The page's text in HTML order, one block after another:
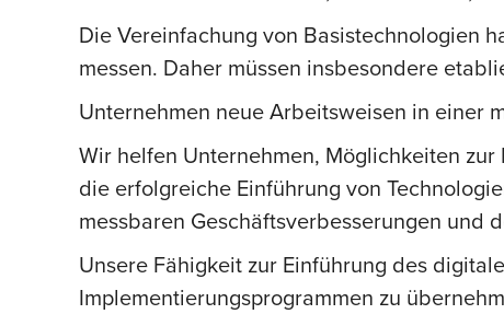
Die Vereinfachung von Basistechnologien
messen. Daher müssen insbesondere
Unternehmen neue Arbeitsweisen in einer
Wir helfen Unternehmen, Möglichkeiten
die erfolgreiche Einführung von
messbaren Geschäftsverbesserungen und
Unsere Fähigkeit zur Einführung des
Implementierungsprogrammen zu